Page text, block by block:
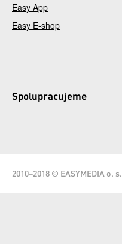
Easy App
Easy E-shop
Spolupracujeme
2010–2018 © EASYMEDIA o. s.